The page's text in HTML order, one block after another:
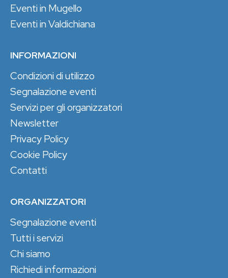
Eventi in Mugello
Eventi in Valdichiana
INFORMAZIONI
Condizioni di utilizzo
Segnalazione eventi
Servizi per gli organizzatori
Newsletter
Privacy Policy
Cookie Policy
Contatti
ORGANIZZATORI
Segnalazione eventi
Tutti i servizi
Chi siamo
Richiedi informazioni